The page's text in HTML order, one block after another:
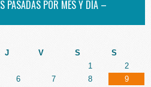
PASADAS POR MES Y DÍA –
J V S S
1
2
6 7 8
9